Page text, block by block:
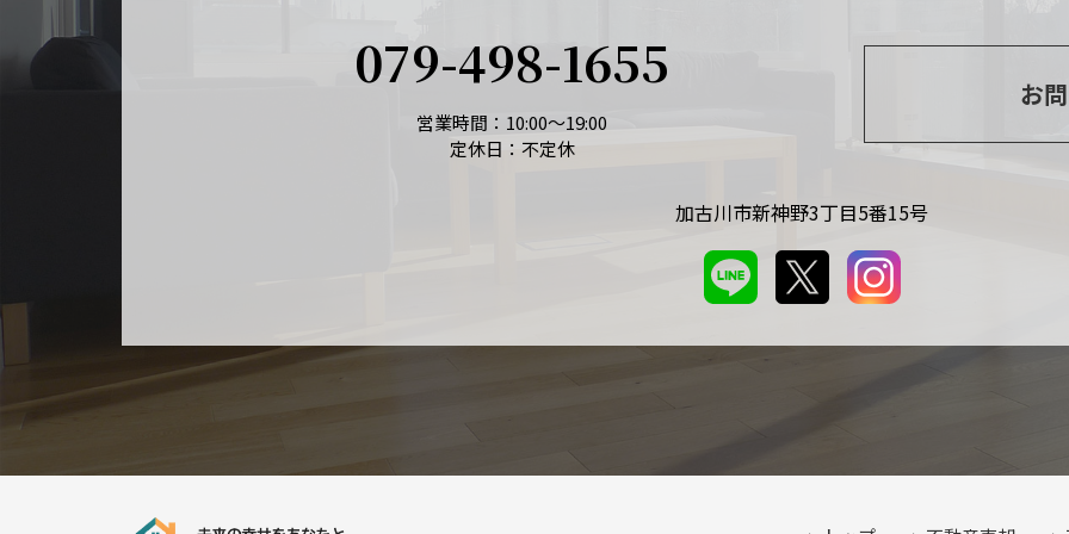
079-498-1655
営業時間：10:00～19:00
定休日：不定休
お
加古川市新神野3丁目5番15号